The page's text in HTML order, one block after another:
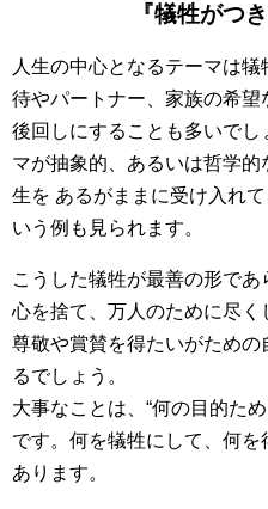
『犠牲がつ
人生の中心となるテーマは
待やパートナー、家族の希
後回しにすることも多いで
マが抽象的、あるいは哲学
生を あるがままに受け入れ
いう例も見られます。
こうした犠牲が最善の形で
心を捨て、万人のために尽く
尊敬や賞賛を得たいがため
るでしょう。
大事なことは、“何の目的た
です。何を犠牲にして、何
あります。